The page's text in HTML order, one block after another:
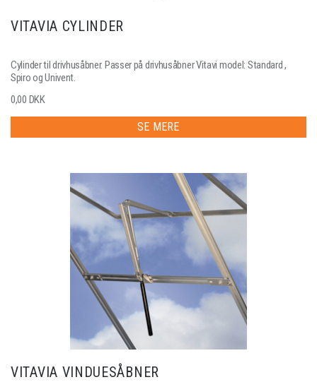
VITAVIA CYLINDER
Cylinder til drivhusåbner. Passer på drivhusåbner Vitavi model: Standard ,
Spiro og Univent.
0,00 DKK
SE MERE
VITAVIA VINDUESÅBNER